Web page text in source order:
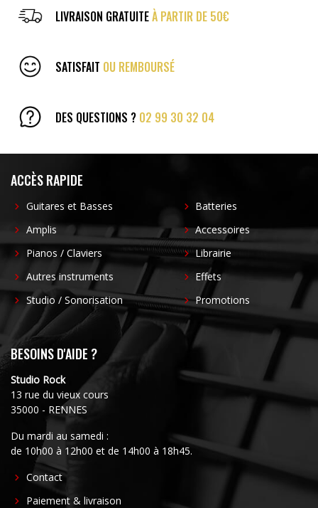
LIVRAISON GRATUITEÀ PARTIR DE 50€
SATISFAIT OU REMBOURSÉ
DES QUESTIONS ? 02 99 30 32 04
ACCÈS RAPIDE
Guitares et Basses
Amplis
Pianos / Claviers
Autres instruments
Studio / Sonorisation
Batteries
Accessoires
Librairie
Effets
Promotions
BESOINS D'AIDE ?
Studio Rock
13 rue du vieux cours
35000 - RENNES
Du mardi au samedi :
de 10h00 à 12h00 et de 14h00 à 18h45.
FOOTER
CENTER
Contact
Paiement & livraison